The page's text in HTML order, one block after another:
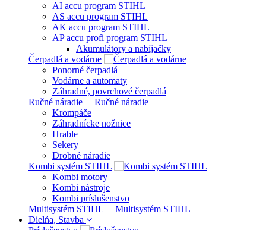
AI accu program STIHL
AS accu program STIHL
AK accu program STIHL
AP accu profi program STIHL
Akumulátory a nabíjačky
Čerpadlá a vodárne
Ponorné čerpadlá
Vodárne a automaty
Záhradné, povrchové čerpadlá
Ručné náradie
Krompáče
Záhradnícke nožnice
Hrable
Sekery
Drobné náradie
Kombi systém STIHL
Kombi motory
Kombi nástroje
Kombi príslušenstvo
Multisystém STIHL
Dielńa, Stavba